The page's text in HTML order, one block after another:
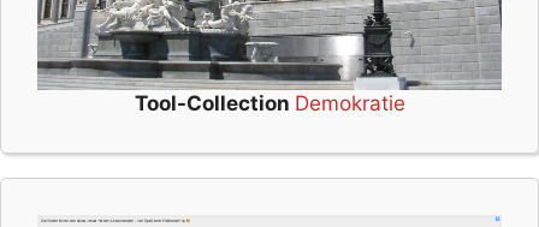
Tool-Collection Demokratie